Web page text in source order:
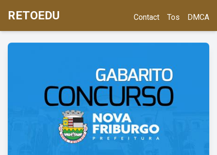
RETOEDU Contact Tos DMCA